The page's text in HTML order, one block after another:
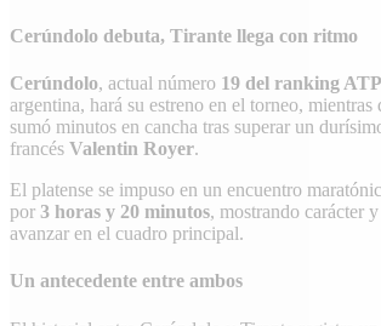
Cerúndolo debuta, Tirante llega con ritmo
Cerúndolo, actual número 19 del ranking ATP
argentina, hará su estreno en el torneo, mientras
sumó minutos en cancha tras superar un
francés Valentin Royer.
El platense se impuso en un encuentro
por 3 horas y 20 minutos, mostrando carácter
avanzar en el cuadro principal.
Un antecedente entre ambos